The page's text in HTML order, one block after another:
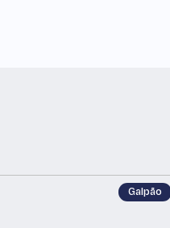
Galpão